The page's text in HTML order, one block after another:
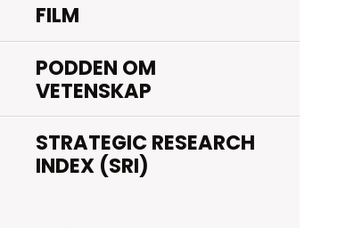
FILM
PODDEN OM
VETENSKAP
STRATEGIC RESEARCH
INDEX (SRI)